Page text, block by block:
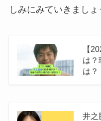
しみにみていきましょ
【
は？
は？
井之